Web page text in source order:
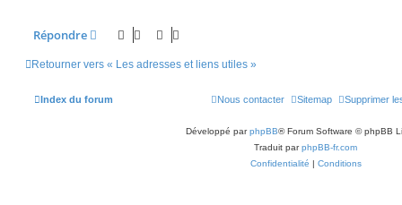
Répondre
Retourner vers « Les adresses et liens utiles »
Index du forum Supprimer
Sitemap
Nous contacter
Développé parphpBB® Forum Software © phpBB
Traduit parphpBB-fr.com
Confidentialité | Conditions